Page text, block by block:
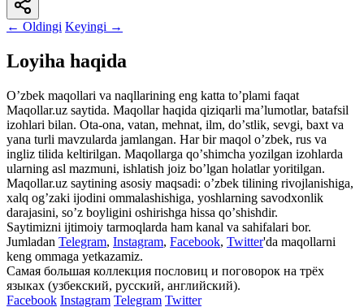
← Oldingi Keyingi →
Loyiha haqida
Oʼzbek maqollari va naqllarining eng katta toʼplami faqat
Maqollar.uz saytida. Maqollar haqida qiziqarli maʼlumotlar, batafsil
izohlari bilan. Ota-ona, vatan, mehnat, ilm, doʼstlik, sevgi, baxt va
yana turli mavzularda jamlangan. Har bir maqol oʼzbek, rus va
ingliz tilida keltirilgan. Maqollarga qoʼshimcha yozilgan izohlarda
ularning asl mazmuni, ishlatish joiz boʼlgan holatlar yoritilgan.
Maqollar.uz saytining asosiy maqsadi: oʼzbek tilining rivojlanishiga,
xalq ogʼzaki ijodini ommalashishiga, yoshlarning savodxonlik
darajasini, soʼz boyligini oshirishga hissa qoʼshishdir.
Saytimizni ijtimoiy tarmoqlarda ham kanal va sahifalari bor.
Jumladan Telegram, Instagram, Facebook, Twitter'da maqollarni
keng ommaga yetkazamiz.
Самая большая коллекция пословиц и поговорок на трёх
языках (узбекский, русский, английский).
Facebook Instagram Telegram Twitter